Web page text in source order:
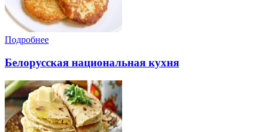
Подробнее
Белорусская национальная кухня